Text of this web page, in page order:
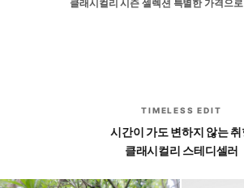
클래시컬리 시즌 셀렉션 특별한 가격으
TIMELESS EDIT
시간이 가도 변하지 않는
클래시컬리 스테디셀러